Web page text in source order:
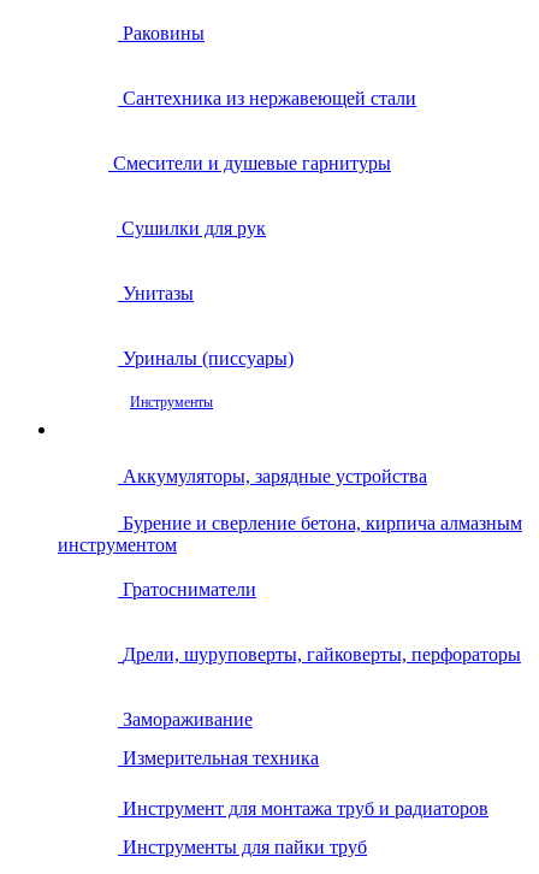
Раковины
Сантехника из нержавеющей стали
Смесители и душевые гарнитуры
Сушилки для рук
Унитазы
Уриналы (писсуары)
Инструменты
Аккумуляторы, зарядные устройства
Бурение и сверление бетона, кирпича алмазным
инструментом
Гратосниматели
Дрели, шуруповерты, гайковерты, перфораторы
Замораживание
Измерительная техника
Инструмент для монтажа труб и радиаторов
Инструменты для пайки труб